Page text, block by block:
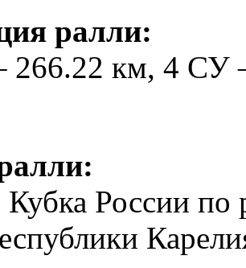
ралли:
266.22 км, 4 СУ
Кубка России по